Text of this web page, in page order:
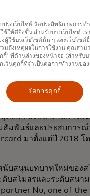
วมมือกับ Mastercard
ารชำระเงินแต่เพียงผู้เ
โมสรและสนามนู สเตเดี
นที่ยอมรับในระดับโลก
ละการมอบประสบการณ์
สำหรับวงการฟุตบอลทั่ว
ตบอล บริษัทได้ให้การส
สัมพันธ์และประสบการณ์
มาตั้งแต่ปี 2018
บสนุนบทบาทใหม่ของส
ดับสโมสรและระดับสนา
Nu, one of
ปรุงเว็บไซต์ วัดประสิทธิภาพการท
ให้ดียิ่งขึ้น สำหรับบางเว็บไซต์ เร
ผู้ใช้บนเว็บไซต์นั้น ๆ และเว็บไซต์
วมถึงเหตุผลในการใช้งาน คุณสาม
กี้' ที่ด้านล่างของหน้าจอ (สำหรับบ
ว้นคุกกี้ที่จำเป็นต่อการทำงานของ
จัดการคุกกี้